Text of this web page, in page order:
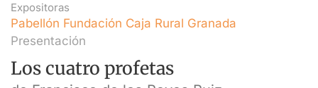
Expositoras
Pabellón Fundación Caja Rural Granada
Presentación
Los cuatro profetas